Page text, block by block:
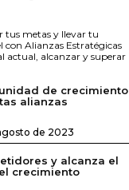
tus metas y llevar tu
con Alianzas Estratégicas
actual, alcanzar y superar
de crecimiento
alianzas
de 2023
y alcanza el
crecimiento